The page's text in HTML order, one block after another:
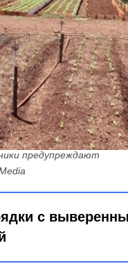
перфекционизм
предупреждают
с